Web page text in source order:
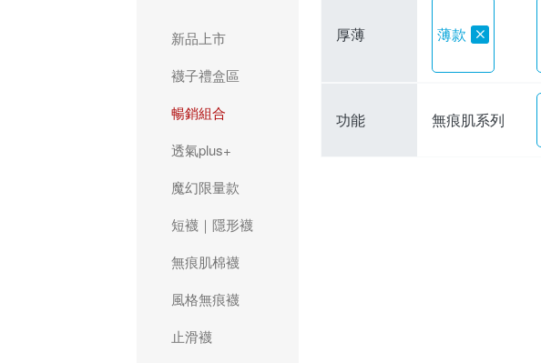
新品上市
襪子禮盒區
暢銷組合
透氣plus+
魔幻限量款
短襪｜隱形襪
無痕肌棉襪
風格無痕襪
止滑襪
厚薄 薄款
功能 無痕肌系列